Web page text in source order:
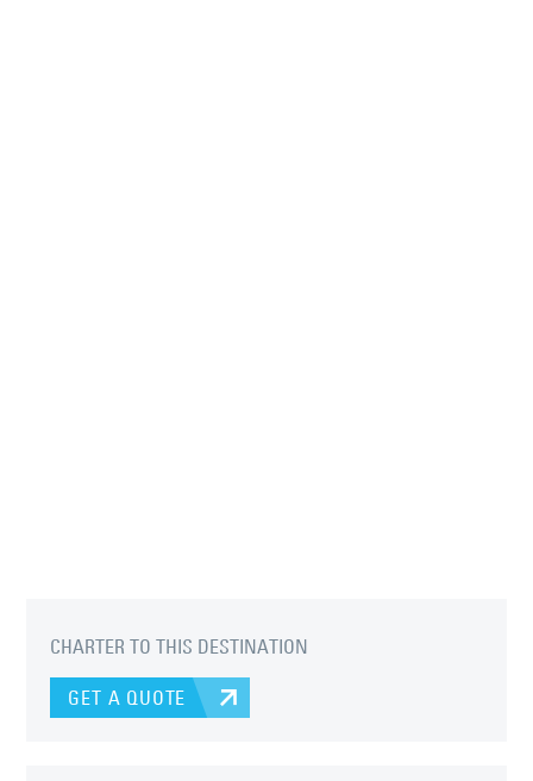
CHARTER TO THIS DESTINATION
GET A QUOTE